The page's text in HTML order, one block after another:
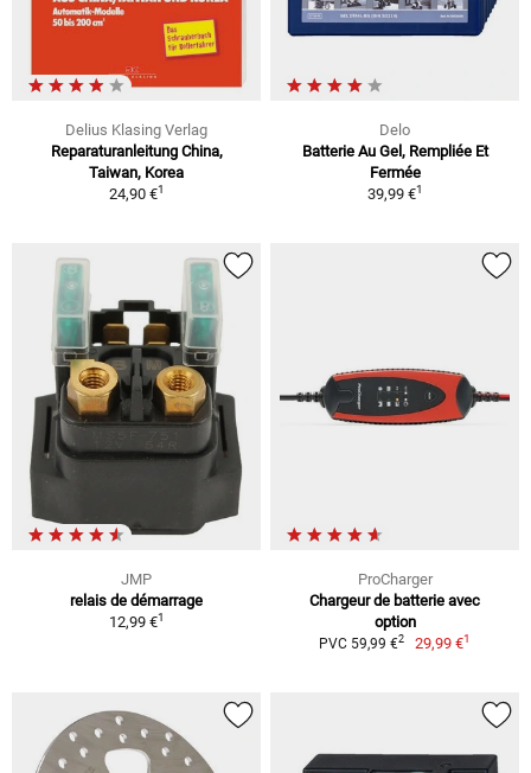
Delius Klasing Verlag
Reparaturanleitung China,
Taiwan, Korea
24,90 €1
Delo
Batterie Au Gel, Rempliée Et
Fermée
39,99 €1
JMP
relais de démarrage
12,99 €1
ProCharger
Chargeur de batterie avec
option
PVC 59,99 €2 29,99 €1